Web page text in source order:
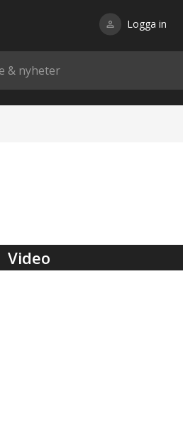
Logga in
Video